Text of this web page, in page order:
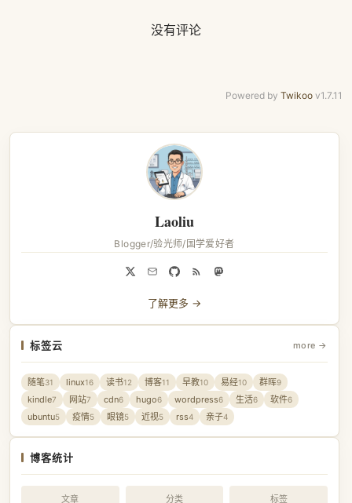
没有评论
Powered by Twikoo v1.7.11
Laoliu
Blogger/验光师/国学爱好者
了解更多 →
标签云 more →
随笔31 linux16 读书12 博客11 早教10 易经10 群晖9
kindle7 网站7 cdn6 hugo6 wordpress6 生活6 软件6
ubuntu5 疫情5 眼镜5 近视5 rss4 亲子4
博客统计
文章 分类 标签